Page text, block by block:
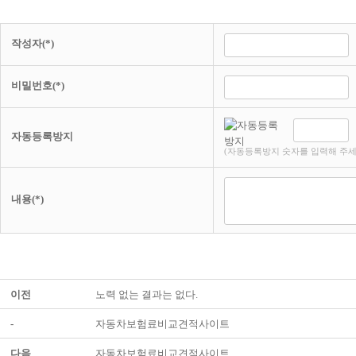
작성자(*)
비밀번호(*)
자동등록방지
(자동등록방지 숫자를 입력해 주
내용(*)
이전 노력 없는 결과는 없다.
- 자동차보험료비교견적사이트
다음 자동차보험료비교견적사이트